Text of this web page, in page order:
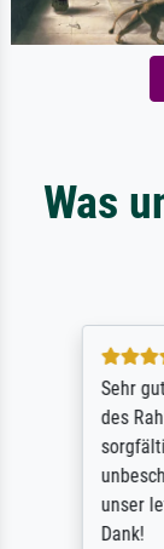
Was
Sehr
des
unser
Dank!